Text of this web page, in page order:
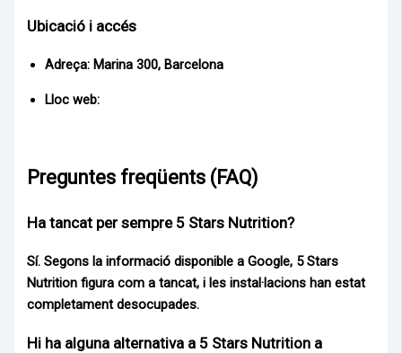
Ubicació i accés
Adreça: Marina 300, Barcelona
Lloc web:
Preguntes freqüents (FAQ)
Ha tancat per sempre 5 Stars Nutrition?
Sí. Segons la informació disponible a Google, 5 Stars
Nutrition figura com a tancat, i les instal·lacions han estat
completament desocupades.
Hi ha alguna alternativa a 5 Stars Nutrition a